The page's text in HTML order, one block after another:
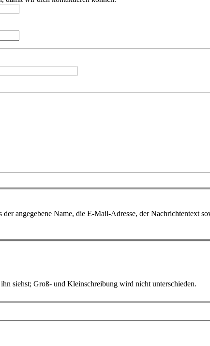
der angegebene Name, die E-Mail-Adresse, der Nachrichtentext
siehst; Groß- und Kleinschreibung wird nicht unterschieden.